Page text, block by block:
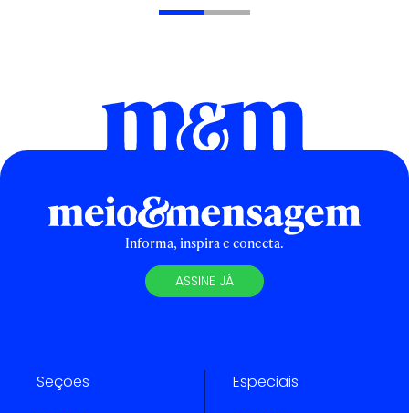
Informa, inspira e conecta.
ASSINE JÁ
Seções Especiais